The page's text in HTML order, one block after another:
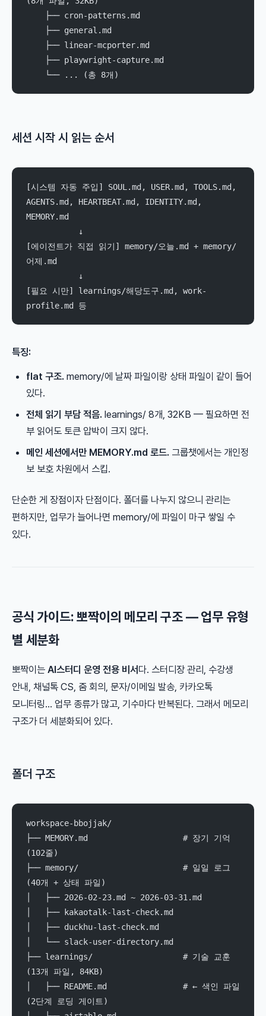
    ├── cron-patterns.md
    ├── general.md
    ├── linear-mcporter.md
    ├── playwright-capture.md
    └── ... (총 8개)
세션 시작 시 읽는 순서
[시스템 자동 주입] SOUL.md, USER.md, TOOLS.md,
AGENTS.md, HEARTBEAT.md, IDENTITY.md,
MEMORY.md
           ↓
[에이전트가 직접 읽기] memory/오늘.md + memory/
어제.md
           ↓
[필요 시만] learnings/해당도구.md, work-
profile.md 등
특징:
flat 구조. memory/에 날짜 파일이랑 상태 파일이 같이 들어
있다.
전체 읽기 부담 적음. learnings/ 8개, 32KB — 필요하면 전
부 읽어도 토큰 압박이 크지 않다.
메인 세션에서만 MEMORY.md 로드. 그룹챗에서는 개인정
보 보호 차원에서 스킵.
단순한 게 장점이자 단점이다. 폴더를 나누지 않으니 관리는
편하지만, 업무가 늘어나면 memory/에 파일이 마구 쌓일 수
있다.
공식 가이드: 뽀짝이의 메모리 구조 — 업무 유형
별 세분화
뽀짝이는 AI스터디 운영 전용 비서 다. 스터디장 관리, 수강생
안내, 채널톡 CS, 줌 회의, 문자/이메일 발송, 카카오톡
모니터링… 업무 종류가 많고, 기수마다 반복된다. 그래서 메모리
구조가 더 세분화되어 있다.
폴더 구조
workspace-bbojjak/
├── MEMORY.md                    # 장기 기억
(102줄)
├── memory/                      # 일일 로그
(40개 + 상태 파일)
│   ├── 2026-02-23.md ~ 2026-03-31.md
│   ├── kakaotalk-last-check.md
│   ├── duckhu-last-check.md
│   └── slack-user-directory.md
├── learnings/                   # 기술 교훈
(13개 파일, 84KB)
│   ├── README.md                # ← 색인 파일
(2단계 로딩 게이트)